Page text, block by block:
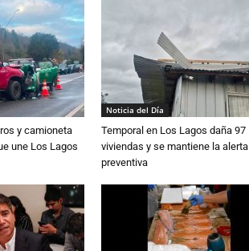
y camioneta
une Los Lagos
Noticia del Día
Temporal en Los Lagos daña 97
viviendas y se mantiene la alerta
preventiva